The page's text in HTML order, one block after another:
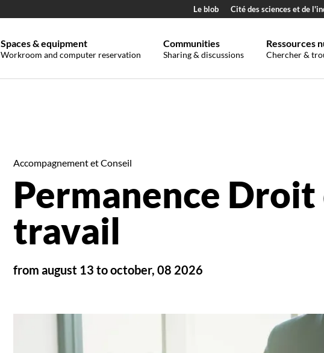
Le blob Cité des sciences et de
Spaces & equipment
Workroom and computer reservation
Communities
Sharing & discussions
Ressources
Chercher &
Accompagnement et Conseil
Permanence Droit
travail
from august 13 to october, 08 2026